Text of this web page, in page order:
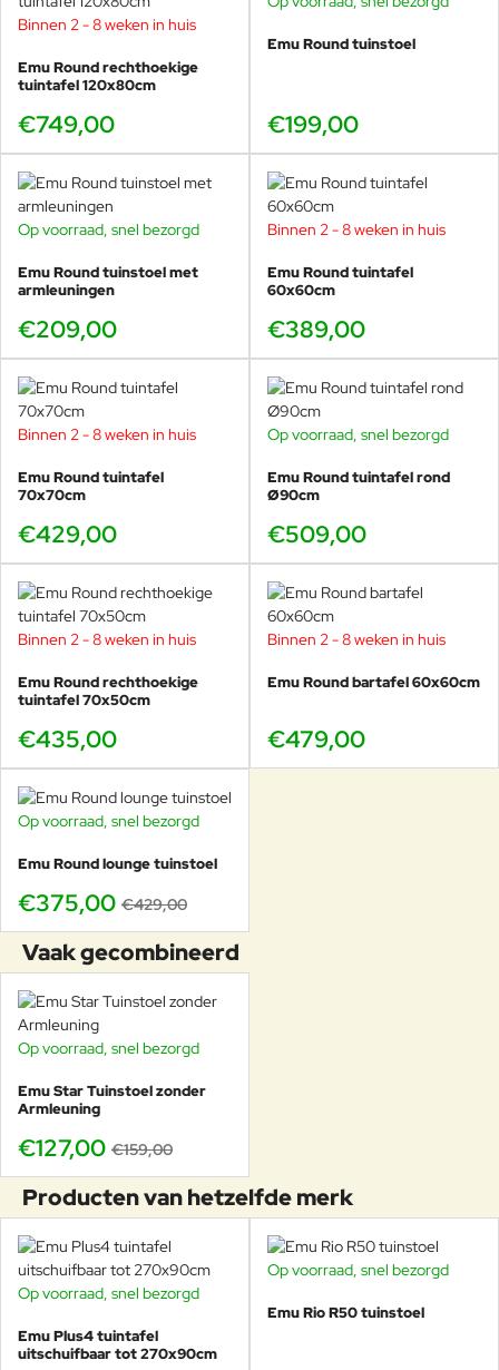
100kg.
Heeft een gewicht van 27,2kg.
Geschikt voor jarenlang intensief buitengebruik.
De Round serie is een zeer uitgebreide collectie,
zowel wat betreft het type gebruikte materialen
als het assortiment stoelen, tafels en ligbedden in de
serie. Bekijk en bestel deze tijdloze design
tuinmeubelen bij Veurst, dompel uzelf onder in
De Emu Round eettafel 80×80 cmis de meest
royale vierkante eettafel binnen de Round collectie.
kleinere varianten en voelt daardoor luxer en
De tafel is ontworpen voor situaties waar comfort,
uitstraling en flexibiliteit samenkomen. Precies
daarom wordt deze maat veel toegepast op
horecaterrassen en in grotere particuliere tuinen.
De 80×80 cm voelt direct als een
Royale vierkante design eettafel voor buiten
Afmeting 80×80 cm, geschikt voor 2 tot 4 personen
Uitstekende stabiliteit, ook bij intensief gebruik
Weerbestendig en onderhoudsarm
Comfortabel tafelen met extra bladruimte
Professionele uitstraling op terras en patio
Veel toegepast in horeca en projecten
Onderdeel van de Emu Round collectie
Meer ruimte, meer comfort
De Emu Round 80×80 cm biedt duidelijk meer
comfort dan kleinere tafels. Er is voldoende ruimte
voor meerdere borden, glazen en accessoires,
waardoor deze tafel ideaal is voor uitgebreid tafelen
of langere zitmomenten.
Binnen 2 - 8 weken in huis
Emu Round rechthoekige
tuintafel 120x80cm
€749,00
Emu Round tuinstoel
€199,00
Op voorraad, snel bezorgd
Emu Round tuinstoel met
armleuningen
€209,00
Binnen 2 - 8 weken in huis
Emu Round tuintafel
60x60cm
€389,00
Binnen 2 - 8 weken in huis
Emu Round tuintafel
70x70cm
€429,00
Op voorraad, snel bezorgd
Emu Round tuintafel rond
Ø90cm
€509,00
Binnen 2 - 8 weken in huis
Emu Round rechthoekige
tuintafel 70x50cm
€435,00
Binnen 2 - 8 weken in huis
Emu Round bartafel 60x60cm
€479,00
-13%
Op voorraad, snel bezorgd
Emu Round lounge tuinstoel
€375,00 €429,00
Vaak gecombineerd
-20%
Op voorraad, snel bezorgd
Emu Star Tuinstoel zonder
Armleuning
€127,00 €159,00
Producten van hetzelfde merk
-10%
Op voorraad, snel bezorgd
Emu Plus4 tuintafel
uitschuifbaar tot 270x90cm
-18%
Op voorraad, snel bezorgd
Emu Rio R50 tuinstoel